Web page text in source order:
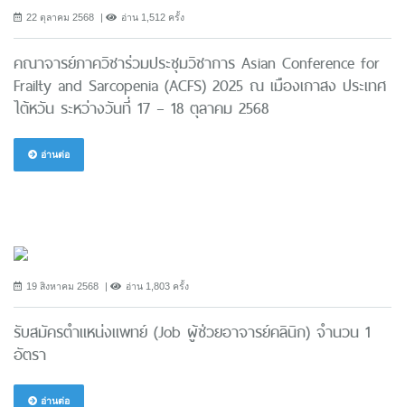
22 ตุลาคม 2568 อ่าน 1,512 ครั้ง
คณาจารย์ภาควิชาร่วมประชุมวิชาการ Asian Conference for
Frailty and Sarcopenia (ACFS) 2025 ณ เมืองเกาสง ประเทศ
ไต้หวัน ระหว่างวันที่ 17 – 18 ตุลาคม 2568
อ่านต่อ
19 สิงหาคม 2568 อ่าน 1,803 ครั้ง
รับสมัครตำแหน่งแพทย์ (Job ผู้ช่วยอาจารย์คลินิก) จำนวน 1
อัตรา
อ่านต่อ